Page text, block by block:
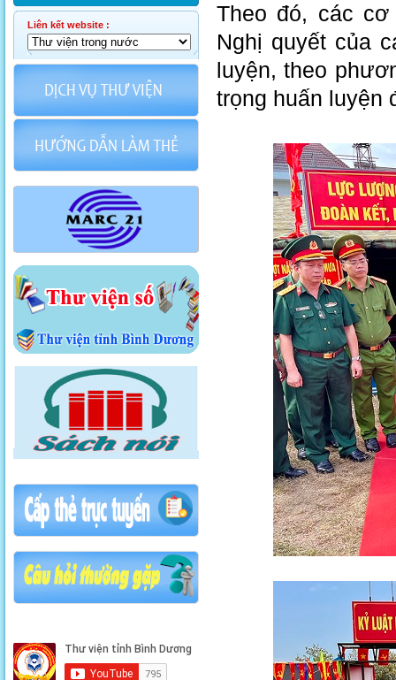
Liên kết website :
Theo đó, các
Nghị quyết của
luyện, theo
trọng huấn luyện